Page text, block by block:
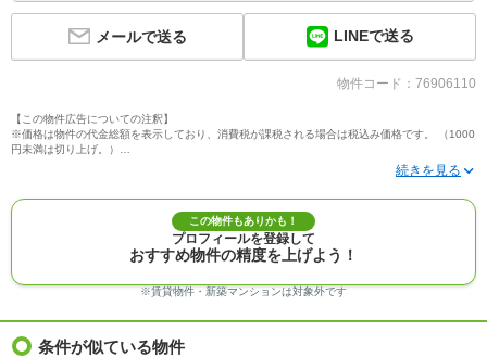
メールで送る LINEで送る
物件コード：76906110
【この物件広告についての注釈】
※価格は物件の代金総額を表示しており、消費税が課税される場合は税込み価格です。 （1000
円未満は切り上げ。）
※写真に写っている、またはパース（絵）や間取り図に描かれている家具や車などは、特にコ
※建築条件付き土地価格には、建物価格は含まれません。
※物件情報は、原則として情報提供日の２日前に最終確認した情報です。
※完成予想図はいずれも外構、植栽、外観等実際のものとは多少異なることがあります。
※モデルルーム・モデルハウス・展示場・ショールームの画像の場合、今回販売の物件と異な
※ＣＧ合成の画像の場合、実際とは多少異なる場合があります。
※物件特徴：販売戸数が複数の物件は、全ての住戸に該当しない項目もあります。
※価格更新：物件価格が変更された日から１週間表示されます。
この物件もありかも！
プロフィールを登録して
おすすめ物件の精度を上げよう！
※賃貸物件・新築マンションは対象外です
条件が似ている物件